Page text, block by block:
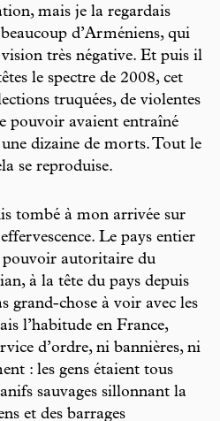
mais je la regardais
d’Arméniens, qui
très négative. Et puis il
le spectre de 2008, cet
truquées, de violentes
pouvoir avaient entraîné
dizaine de morts. Tout le
se reproduise.
tombé à mon arrivée sur
Le pays entier
autoritaire du
à la tête du pays depuis
grand-chose à voir avec les
l’habitude en France,
d’ordre, ni bannières, ni
: les gens étaient tous
sauvages sillonnant la
et des barrages